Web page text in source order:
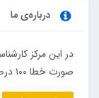
درباره‌ی ما
در این مرکز
صورت خطا ۱۰۰ درصد خسارت به مشتری پرداخت می شود...